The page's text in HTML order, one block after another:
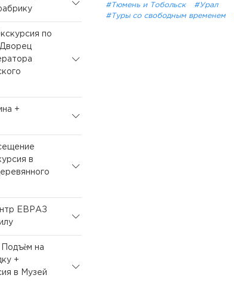
по
+
в
ЕВРАЗ
на
+
в Музей
#Тюмень и Тобольск
#Урал
#Туры со свободным временем